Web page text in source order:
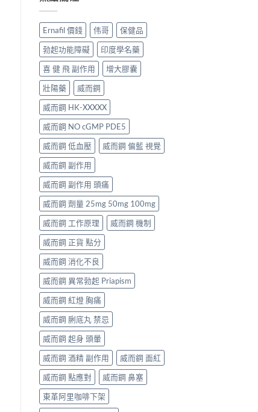
Ernafil 價錢 伟哥
保健品
勃起功能障礙
印度學名藥
喜 健 飛 副作用
增大膠囊
壯陽藥
威而鋼
威而鋼 HK-XXXXX
威而鋼 NO cGMP PDE5
威而鋼 低血壓
威而鋼 偏藍 視覺
威而鋼 副作用
威而鋼 副作用 頭痛
威而鋼 劑量 25mg 50mg 100mg
威而鋼 工作原理
威而鋼 機制
威而鋼 正貨 點分
威而鋼 消化不良
威而鋼 異常勃起 Priapism
威而鋼 紅燈 胸痛
威而鋼 脷底丸 禁忌
威而鋼 起身 頭暈
威而鋼 酒精 副作用
威而鋼 面紅
威而鋼 點應對
威而鋼 鼻塞
東革阿里咖啡下架